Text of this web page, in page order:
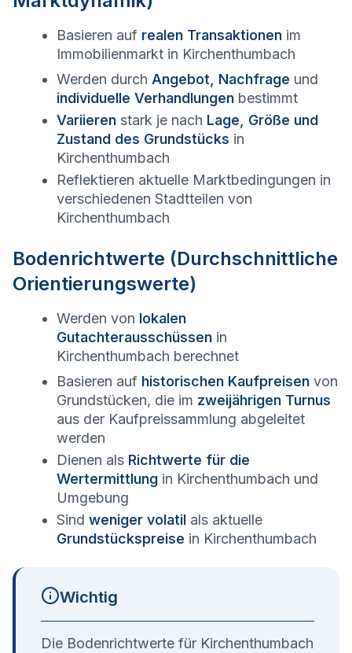
Basieren auf realen Transaktionen im
Immobilienmarkt in Kirchenthumbach
Werden durch Angebot, Nachfrage und
individuelle Verhandlungen bestimmt
Variieren stark je nach Lage, Größe und
Zustand des Grundstücks in
Kirchenthumbach
Reflektieren aktuelle Marktbedingungen in
verschiedenen Stadtteilen von
Kirchenthumbach
Bodenrichtwerte (Durchschnittliche
Orientierungswerte)
Werden von lokalen
Gutachterausschüssen in
Kirchenthumbach berechnet
Basieren auf historischen Kaufpreisen von
Grundstücken, die im zweijährigen Turnus
aus der Kaufpreissammlung abgeleitet
werden
Dienen als Richtwerte für die
Wertermittlung in Kirchenthumbach und
Umgebung
Sind weniger volatil als aktuelle
Grundstückspreise in Kirchenthumbach
Wichtig
Die Bodenrichtwerte für Kirchenthumbach